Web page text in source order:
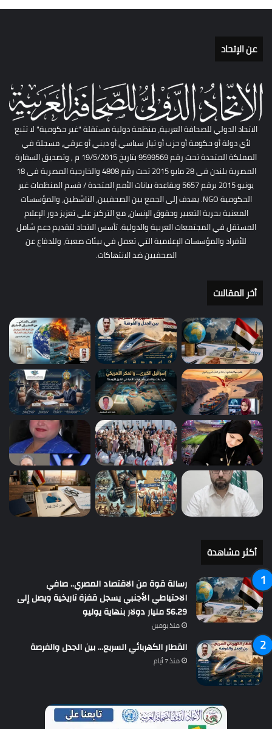
عن الإتحاد
الاتحاد الدولي للصحافة العربية، منظمة دولية مستقلة "غير حكومية" لا تتبع
لأي دولة أو حكومة أو حزب أو تيار سياسي أو ديني أو عرقي، مسجلة في
المملكة المتحدة تحت رقم 9599569 بتاريخ 19/5/2015 م , وتصديق السفارة
المصرية بلندن فى 28 مايو 2015 تحت رقم 4808 والخارجية المصرية فى 18
يونيو 2015 برقم 5657 وبقاعدة بيانات الأمم المتحدة / قسم المنظمات غير
الحكومية NGO. يهدف إلى الجمع بين الصحفيين، الناشطين، والمؤسسات
المعنية بحرية التعبير وحقوق الإنسان، مع التركيز على تعزيز دور الإعلام
المستقل في المجتمعات العربية والدولية. تأسس الاتحاد لتقديم دعم شامل
للأفراد والمؤسسات الإعلامية التي تعمل في بيئات صعبة، وللدفاع عن
الصحفيين ضد الانتهاكات.
أخر المقالات
أكثر مشاهدة
رسالة قوة من الاقتصاد المصري.. صافي
الاحتياطي الأجنبي يسجل قفزة تاريخية ويصل إلى
56.29 مليار دولار بنهاية يوليو
منذ يومين
القطار الكهربائي السريع… بين الجدل والفرصة
منذ 7 أيام